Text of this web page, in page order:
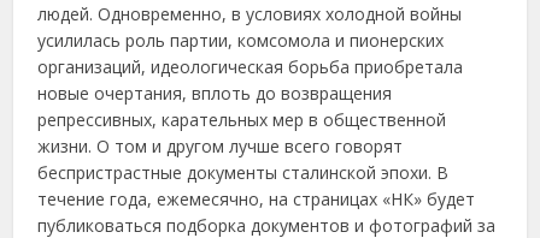
людей. Одновременно, в условиях холодной войны
усилилась роль партии, комсомола и пионерских
организаций, идеологическая борьба приобретала
новые очертания, вплоть до возвращения
репрессивных, карательных мер в общественной
жизни. О том и другом лучше всего говорят
беспристрастные документы сталинской эпохи. В
течение года, ежемесячно, на страницах «НК» будет
публиковаться подборка документов и фотографий за